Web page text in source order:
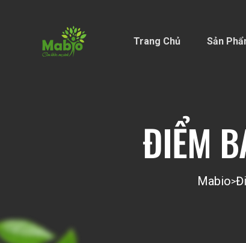
Trang Chủ Sản
ĐIỂM
Mabio>